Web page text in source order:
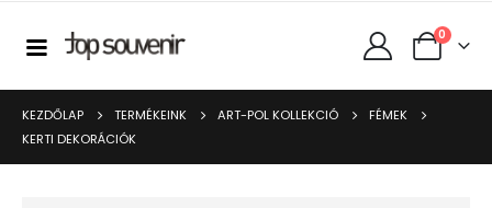
0
KEZDŐLAP TERMÉKEINK ART-POL KOLLEKCIÓ
FÉMEK
KERTI DEKORÁCIÓK